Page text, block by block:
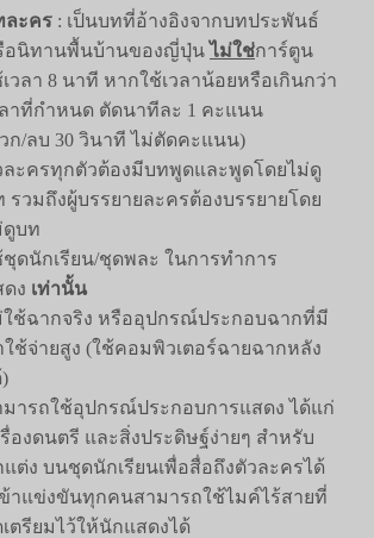
ละคร : เป็นบทที่อ้างอิงจากบทประพันธ์
อนิทานพื้นบ้านของญี่ปุ่นไม่ใช่การ์ตูน
วลา 8 นาที หากใช้เวลาน้อยหรือเกินกว่า
ลาที่กำหนด ตัดนาทีละ 1 คะแนน
ก/ลบ 30 วินาที ไม่ตัดคะแนน)
ละครทุกตัวต้องมีบทพูดและพูดโดยไม่ดู
รวมถึงผู้บรรยายละครต้องบรรยายโดย
ดูบท
ชุดนักเรียน/ชุดพละ ในการทำการ
ดง เท่านั้น
ใช้ฉากจริง หรืออุปกรณ์ประกอบฉากที่มี
ใช้จ่ายสูง (ใช้คอมพิวเตอร์ฉายฉากหลัง
มารถใช้อุปกรณ์ประกอบการแสดง ได้แก่
รื่องดนตรี และสิ่งประดิษฐ์ง่ายๆ สำหรับ
แต่ง บนชุดนักเรียนเพื่อสื่อถึงตัวละครได้
ข้าแข่งขันทุกคนสามารถใช้ไมค์ไร้สายที่
เตรียมไว้ให้นักแสดงได้